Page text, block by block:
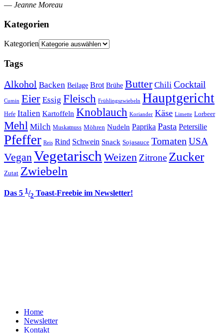
— Jeanne Moreau
Kategorien
Kategorien
Tags
Alkohol Backen Beilage Brot Brühe Butter Chili Cocktail
Cumin Eier Essig Fleisch Frühlingszwiebeln Hauptgericht
Hefe Italien Kartoffeln Knoblauch Koriander Käse Limette Lorbeer
Mehl Milch Muskatnuss Möhren Nudeln Paprika Pasta Petersilie
Pfeffer Reis Rind Schwein Snack Sojasauce Tomaten USA
VeganVegetarisch Weizen Zitrone Zucker
Zutat Zwiebeln
Das 5 1/2 Toast-Freebie im Newsletter!
Home
Newsletter
Kontakt